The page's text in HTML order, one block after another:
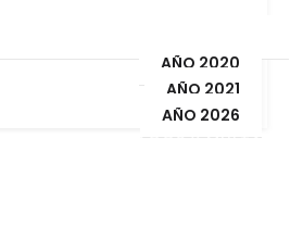
AÑO 2020
AÑO 2021
AÑO 2026
PAGOS Y MULTAS